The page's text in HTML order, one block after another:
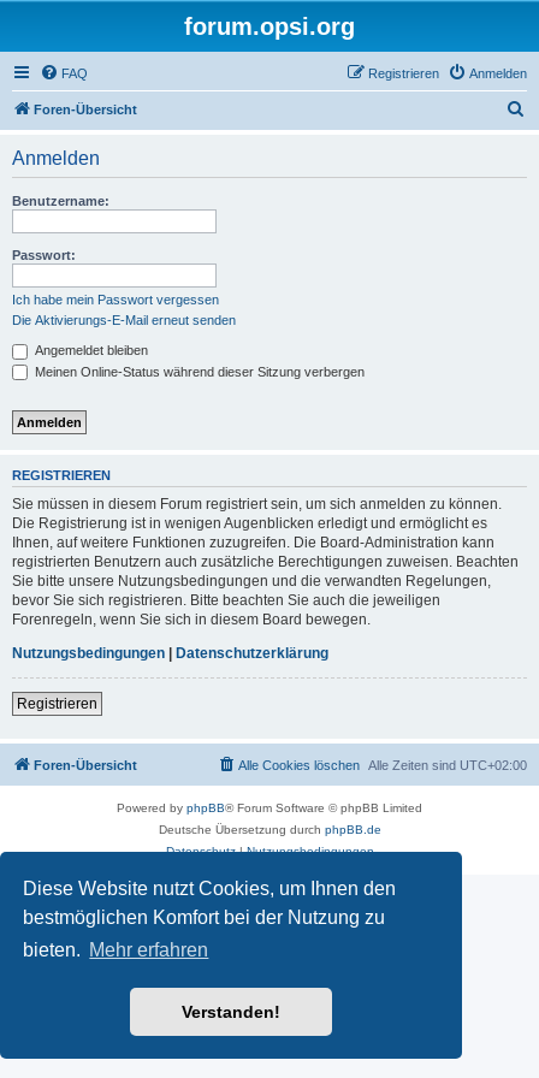
Diese Website nutzt Cookies, um Ihnen den
bestmöglichen Komfort bei der Nutzung zu
bieten. Mehr erfahren
Verstanden!
forum.opsi.org
FAQ Anmelden
Registrieren
Foren-Übersicht
Anmelden
Benutzername:
Passwort:
Ich habe mein Passwort vergessen
Die Aktivierungs-E-Mail erneut senden
Angemeldet bleiben
Meinen Online-Status während dieser Sitzung verbergen
REGISTRIEREN
Sie müssen in diesem Forum registriert sein, um sich anmelden zu können.
Die Registrierung ist in wenigen Augenblicken erledigt und ermöglicht es
Ihnen, auf weitere Funktionen zuzugreifen. Die Board-Administration kann
registrierten Benutzern auch zusätzliche Berechtigungen zuweisen. Beachten
Sie bitte unsere Nutzungsbedingungen und die verwandten Regelungen,
bevor Sie sich registrieren. Bitte beachten Sie auch die jeweiligen
Forenregeln, wenn Sie sich in diesem Board bewegen.
Nutzungsbedingungen | Datenschutzerklärung
Registrieren
Foren-Übersicht Alle Zeiten sind UTC+02:00
Alle Cookies löschen
Powered by phpBB® Forum Software © phpBB Limited
Deutsche Übersetzung durch phpBB.de
Datenschutz|Nutzungsbedingungen